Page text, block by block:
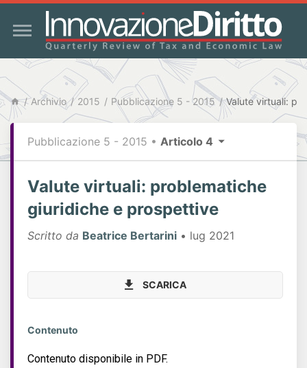
Archivio 2015 Pubblicazione 5 - 2015
Pubblicazione 5 - 2015 • Articolo 4
Valute virtuali: problematiche
giuridiche e prospettive
Scritto da Beatrice Bertarini • lug 2021
SCARICA
Contenuto
Contenuto disponibile in PDF.